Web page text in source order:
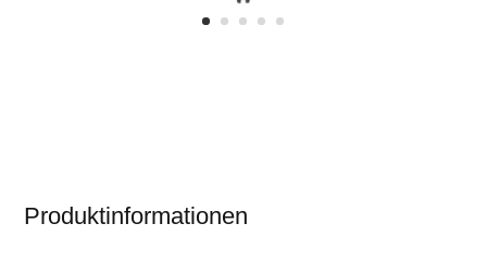
Produktinformationen